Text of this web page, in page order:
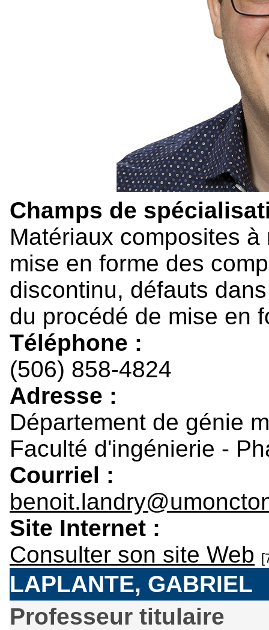
Champs de
Matériaux composites
mise en forme des
discontinu, défauts
du procédé de mise en
Téléphone :
(506) 858-4824
Adresse :
Département de génie
Faculté d'ingénierie -
Courriel :
Site Internet :
Consulter son site Web
LAPLANTE, GABRIEL
Professeur titulaire